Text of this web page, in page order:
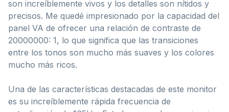
son increíblemente vivos y los detalles son nítidos y
precisos. Me quedé impresionado por la capacidad del
panel VA de ofrecer una relación de contraste de
20000000: 1, lo que significa que las transiciones
entre los tonos son mucho más suaves y los colores
mucho más ricos.
Una de las características destacadas de este monitor
es su increíblemente rápida frecuencia de